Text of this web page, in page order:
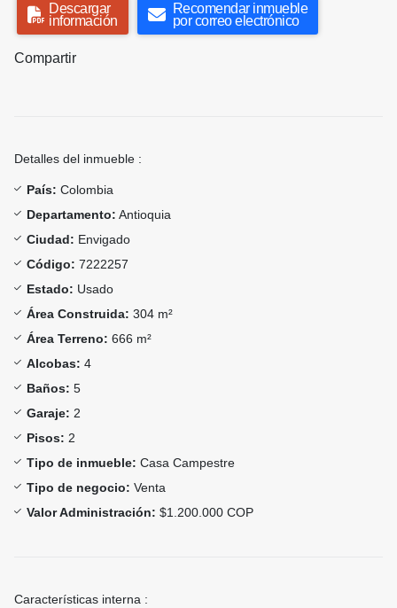
Descargar
información
Recomendar inmueble
por correo electrónico
Compartir
Detalles del inmueble :
País: Colombia
Departamento: Antioquia
Ciudad: Envigado
Código: 7222257
Estado: Usado
Área Construida: 304 m²
Área Terreno: 666 m²
Alcobas: 4
Baños: 5
Garaje: 2
Pisos: 2
Tipo de inmueble: Casa Campestre
Tipo de negocio: Venta
Valor Administración: $1.200.000 COP
Características interna :